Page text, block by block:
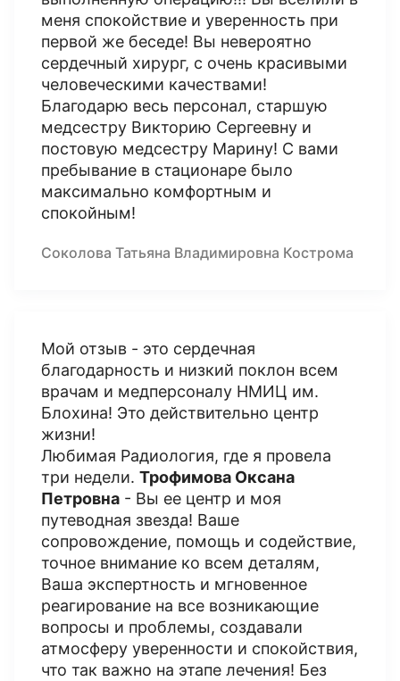
меня спокойствие и уверенность при
первой же беседе! Вы невероятно
сердечный хирург, с очень красивыми
человеческими качествами!
Благодарю весь персонал, старшую
медсестру Викторию Сергеевну и
постовую медсестру Марину! С вами
пребывание в стационаре было
максимально комфортным и
спокойным!
Соколова Татьяна Владимировна Кострома
Мой отзыв - это сердечная
благодарность и низкий поклон всем
врачам и медперсоналу НМИЦ им.
Блохина! Это действительно центр
жизни!
Любимая Радиология, где я провела
три недели. Трофимова Оксана
Петровна - Вы ее центр и моя
путеводная звезда! Ваше
сопровождение, помощь и содействие,
точное внимание ко всем деталям,
Ваша экспертность и мгновенное
реагирование на все возникающие
вопросы и проблемы, создавали
атмосферу уверенности и спокойствия,
что так важно на этапе лечения! Без